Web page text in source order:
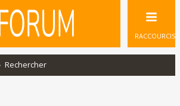
RACCOURCIS
Rechercher